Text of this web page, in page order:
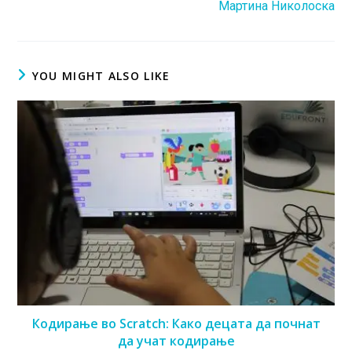
Мартина Николоска
YOU MIGHT ALSO LIKE
Кодирање во Scratch: Како децата да почнат
да учат кодирање